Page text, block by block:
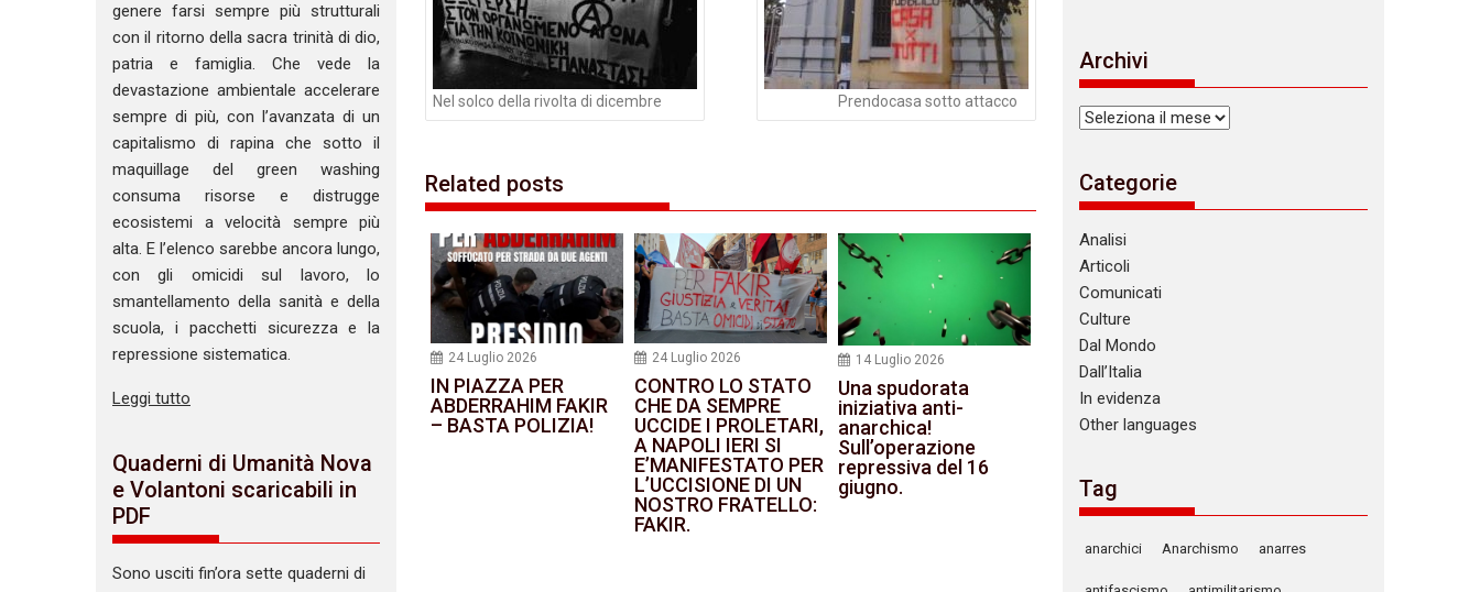
Nel solco della rivolta di dicembre Prendocasa sotto attacco
Related posts
24 Luglio 2026
IN PIAZZA PER
ABDERRAHIM FAKIR
– BASTA POLIZIA!
24 Luglio 2026
CONTRO LO STATO
CHE DA SEMPRE
UCCIDE I PROLETARI,
A NAPOLI IERI SI
E’MANIFESTATO PER
L’UCCISIONE DI UN
NOSTRO FRATELLO:
FAKIR.
14 Luglio 2026
Una spudorata
iniziativa anti-
anarchica!
Sull’operazione
repressiva del 16
giugno.
genere farsi sempre più strutturali
con il ritorno della sacra trinità di dio,
patria e famiglia. Che vede la
devastazione ambientale accelerare
sempre di più, con l’avanzata di un
capitalismo di rapina che sotto il
maquillage del green washing
consuma risorse e distrugge
ecosistemi a velocità sempre più
alta. E l’elenco sarebbe ancora lungo,
con gli omicidi sul lavoro, lo
smantellamento della sanità e della
scuola, i pacchetti sicurezza e la
repressione sistematica.
Leggi tutto
Quaderni di Umanità Nova
e Volantoni scaricabili in
PDF
Sono usciti fin’ora sette quaderni di
Archivi
Archivi
Categorie
Analisi
Articoli
Comunicati
Culture
Dal Mondo
Dall’Italia
In evidenza
Other languages
Tag
anarchici Anarchismo anarres